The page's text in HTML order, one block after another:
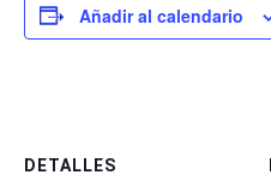
Añadir al calendario
DETALLES